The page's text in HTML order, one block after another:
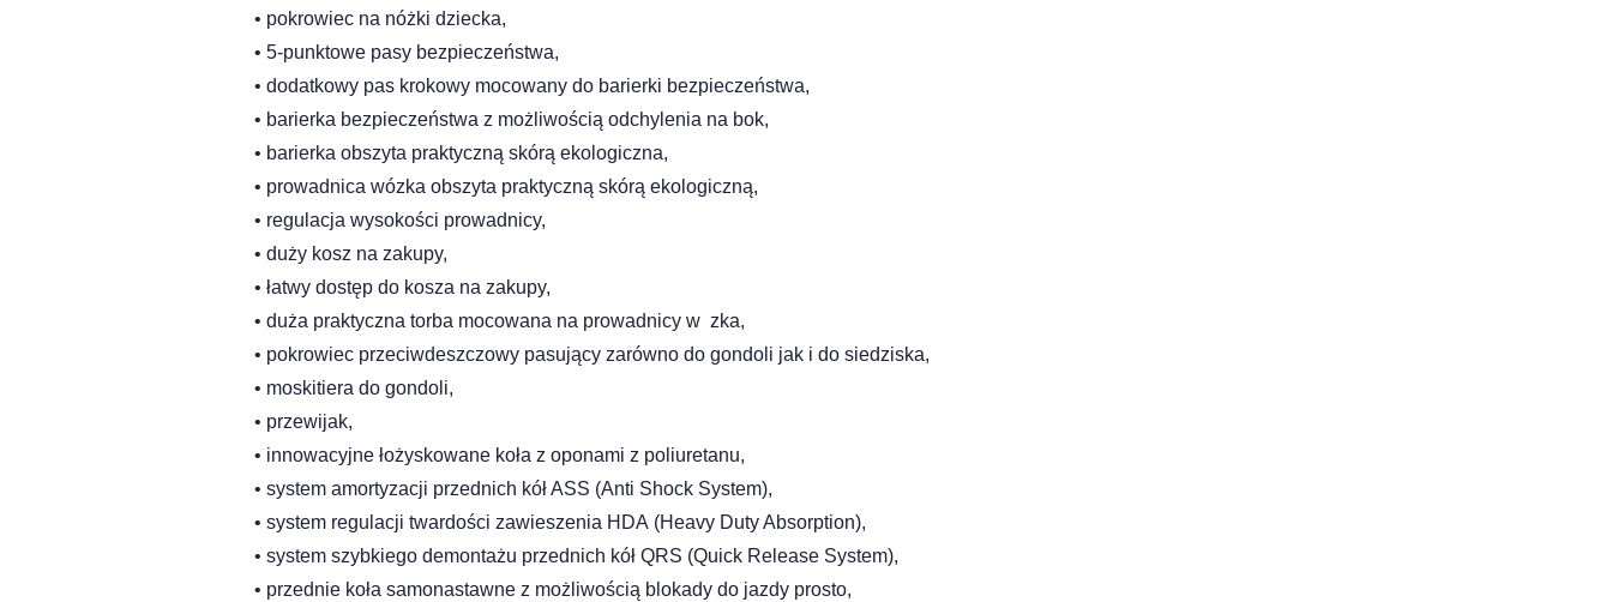
• pokrowiec na nóżki dziecka,
• 5-punktowe pasy bezpieczeństwa,
• dodatkowy pas krokowy mocowany do barierki bezpieczeństwa,
• barierka bezpieczeństwa z możliwością odchylenia na bok,
• barierka obszyta praktyczną skórą ekologiczna,
• prowadnica wózka obszyta praktyczną skórą ekologiczną,
• regulacja wysokości prowadnicy,
• duży kosz na zakupy,
• łatwy dostęp do kosza na zakupy,
• duża praktyczna torba mocowana na prowadnicy w zka,
• pokrowiec przeciwdeszczowy pasujący zarówno do gondoli jak i do siedziska,
• moskitiera do gondoli,
• przewijak,
• innowacyjne łożyskowane koła z oponami z poliuretanu,
• system amortyzacji przednich kół ASS (Anti Shock System),
• system regulacji twardości zawieszenia HDA (Heavy Duty Absorption),
• system szybkiego demontażu przednich kół QRS (Quick Release System),
• przednie koła samonastawne z możliwością blokady do jazdy prosto,